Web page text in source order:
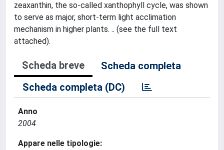
zeaxanthin, the so-called xanthophyll cycle, was shown
to serve as major, short-term light acclimation
mechanism in higher plants. .. (see the full text
attached).
Scheda breve
Scheda completa
Scheda completa (DC)
Anno
2004
Appare nelle tipologie: